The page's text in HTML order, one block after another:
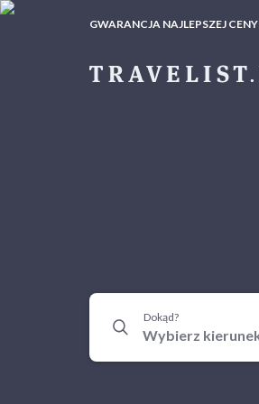
GWARANCJA NAJLEPSZEJ CENY
Dokąd?